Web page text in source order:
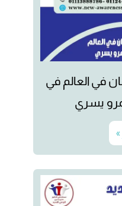
في العالم في
يسري
»